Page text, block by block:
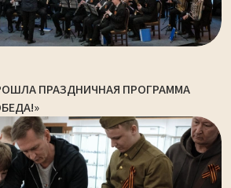
ПРАЗДНИЧНАЯ ПРОГРАММА